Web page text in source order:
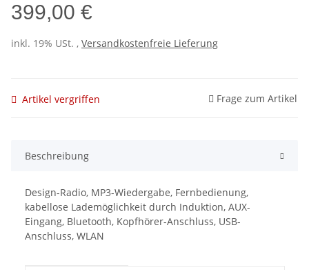
399,00 €
inkl. 19% USt. , Versandkostenfreie Lieferung
Artikel vergriffen Frage zum Artikel
Beschreibung
Design-Radio, MP3-Wiedergabe, Fernbedienung,
kabellose Lademöglichkeit durch Induktion, AUX-
Eingang, Bluetooth, Kopfhörer-Anschluss, USB-
Anschluss, WLAN